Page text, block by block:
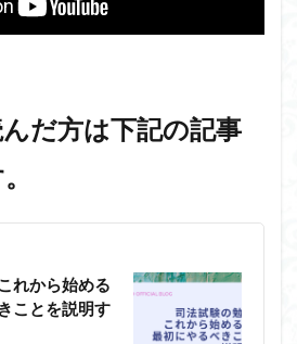
だ方は下記の記事
れから始める
ことを説明す